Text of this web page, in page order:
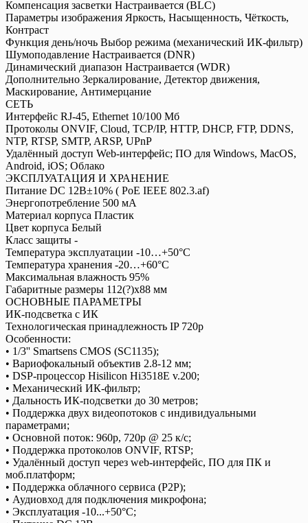
Компенсация засветки Настраивается (BLC)
Параметры изображения Яркость, Насыщенность, Чёткость,
Контраст
Функция день/ночь Выбор режима (механический ИК-фильтр)
Шумоподавление Настраивается (DNR)
Динамический диапазон Настраивается (WDR)
Дополнительно Зеркалирование, Детектор движения,
Маскирование, Антимерцание
СЕТЬ
Интерфейс RJ-45, Ethernet 10/100 Мб
Протоколы ONVIF, Cloud, TCP/IP, HTTP, DHCP, FTP, DDNS,
NTP, RTSP, SMTP, ARSP, UPnP
Удалённый доступ Web-интерфейс; ПО для Windows, MacOS,
Android, iOS; Облако
ЭКСПЛУАТАЦИЯ И ХРАНЕНИЕ
Питание DC 12В±10% ( PoE IEEE 802.3.af)
Энергопотребление 500 мА
Материал корпуса Пластик
Цвет корпуса Белый
Класс защиты -
Температура эксплуатации -10…+50°С
Температура хранения -20…+60°С
Максимальная влажность 95%
Габаритные размеры 112(?)x88 мм
ОСНОВНЫЕ ПАРАМЕТРЫ
ИК-подсветка с ИК
Технологическая принадлежность IP 720p
Особенности:
• 1/3'' Smartsens CMOS (SC1135);
• Вариофокальный объектив 2.8-12 мм;
• DSP-процессор Hisilicon Hi3518E v.200;
• Механический ИК-фильтр;
• Дальность ИК-подсветки до 30 метров;
• Поддержка двух видеопотоков с индивидуальными
параметрами;
• Основной поток: 960р, 720p @ 25 к/с;
• Поддержка протоколов ONVIF, RTSP;
• Удалённый доступ через web-интерфейс, ПО для ПК и
моб.платформ;
• Поддержка облачного сервиса (P2P);
• Аудиовход для подключения микрофона;
• Эксплуатация -10...+50°С;